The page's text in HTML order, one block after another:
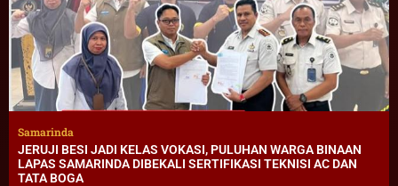
Samarinda
JERUJI BESI JADI KELAS VOKASI, PULUHAN WARGA BINAAN
LAPAS SAMARINDA DIBEKALI SERTIFIKASI TEKNISI AC DAN
TATA BOGA